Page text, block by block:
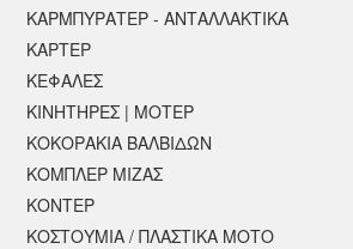
ΚΑΡΜΠΥΡΑΤΕΡ - ΑΝΤΑΛΛΑΚΤΙΚΑ
ΚΑΡΤΕΡ
ΚΕΦΑΛΕΣ
ΚΙΝΗΤΗΡΕΣ | ΜΟΤΕΡ
ΚΟΚΟΡΑΚΙΑ ΒΑΛΒΙΔΩΝ
ΚΟΜΠΛΕΡ ΜΙΖΑΣ
ΚΟΝΤΕΡ
ΚΟΣΤΟΥΜΙΑ / ΠΛΑΣΤΙΚΑ ΜΟΤΟ